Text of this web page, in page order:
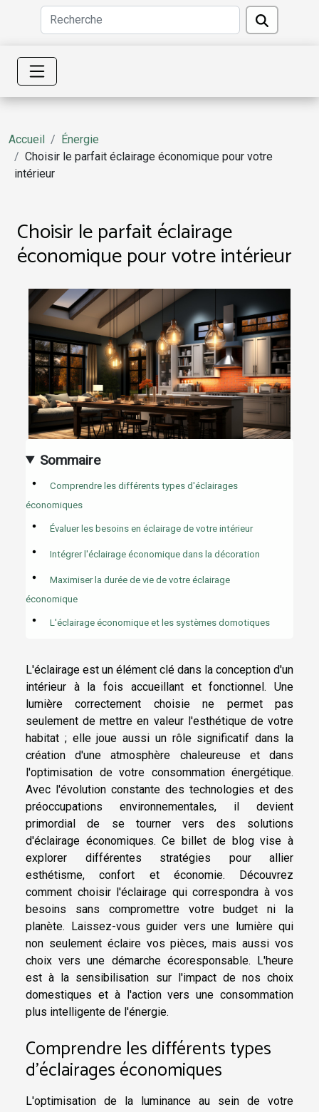
Accueil
Énergie
Choisir le parfait éclairage économique pour votre
intérieur
Choisir le parfait éclairage
économique pour votre intérieur
Sommaire
Comprendre les différents types d'éclairages
économiques
Évaluer les besoins en éclairage de votre intérieur
Intégrer l'éclairage économique dans la décoration
Maximiser la durée de vie de votre éclairage
économique
L'éclairage économique et les systèmes domotiques
L'éclairage est un élément clé dans la conception d'un
intérieur à la fois accueillant et fonctionnel. Une
lumière correctement choisie ne permet pas
seulement de mettre en valeur l'esthétique de votre
habitat ; elle joue aussi un rôle significatif dans la
création d'une atmosphère chaleureuse et dans
l'optimisation de votre consommation énergétique.
Avec l'évolution constante des technologies et des
préoccupations environnementales, il devient
primordial de se tourner vers des solutions
d'éclairage économiques. Ce billet de blog vise à
explorer différentes stratégies pour allier
esthétisme, confort et économie. Découvrez
comment choisir l'éclairage qui correspondra à vos
besoins sans compromettre votre budget ni la
planète. Laissez-vous guider vers une lumière qui
non seulement éclaire vos pièces, mais aussi vos
choix vers une démarche écoresponsable. L'heure
est à la sensibilisation sur l'impact de nos choix
domestiques et à l'action vers une consommation
plus intelligente de l'énergie.
Comprendre les différents types
d'éclairages économiques
L'optimisation de la luminance au sein de votre